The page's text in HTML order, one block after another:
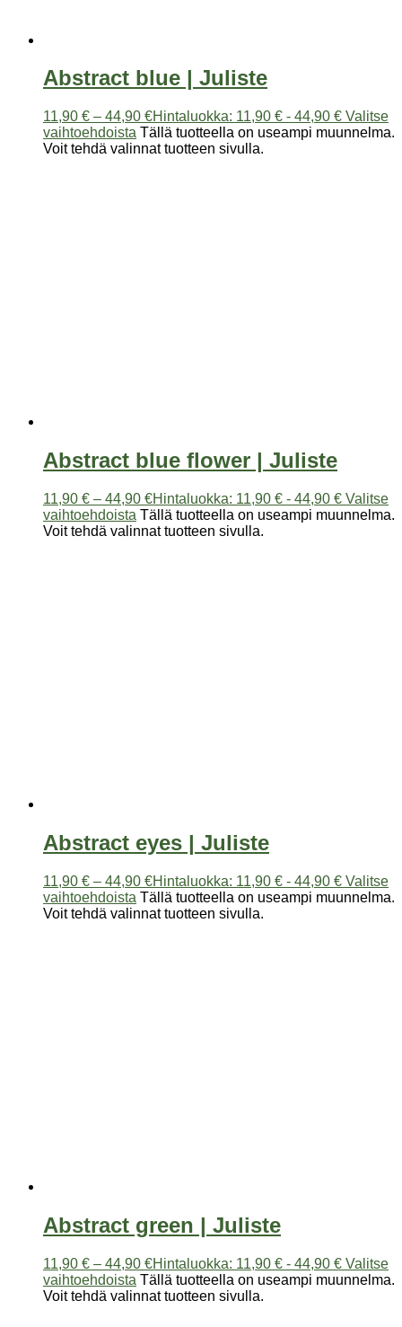
Abstract blue | Juliste
11,90 € – 44,90 €Hintaluokka: 11,90 € - 44,90 € Valitse
vaihtoehdoista Tällä tuotteella on useampi muunnelma.
Voit tehdä valinnat tuotteen sivulla.
Abstract blue flower | Juliste
11,90 € – 44,90 €Hintaluokka: 11,90 € - 44,90 € Valitse
vaihtoehdoista Tällä tuotteella on useampi muunnelma.
Voit tehdä valinnat tuotteen sivulla.
Abstract eyes | Juliste
11,90 € – 44,90 €Hintaluokka: 11,90 € - 44,90 € Valitse
vaihtoehdoista Tällä tuotteella on useampi muunnelma.
Voit tehdä valinnat tuotteen sivulla.
Abstract green | Juliste
11,90 € – 44,90 €Hintaluokka: 11,90 € - 44,90 € Valitse
vaihtoehdoista Tällä tuotteella on useampi muunnelma.
Voit tehdä valinnat tuotteen sivulla.